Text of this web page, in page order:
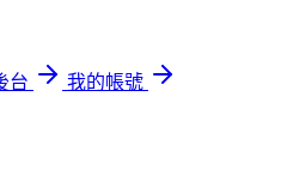
台
我的帳號